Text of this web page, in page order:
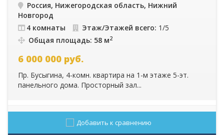
Россия, Нижегородская область, Нижний
Новгород
4 комнаты
Этаж/Этажей всего: 1/5
Общая площадь: 58 м2
6 000 000 руб.
Пр. Бусыгина, 4-комн. квартира на 1-м этаже 5-эт.
панельного дома. Просторный зал...
Добавить к сравнению